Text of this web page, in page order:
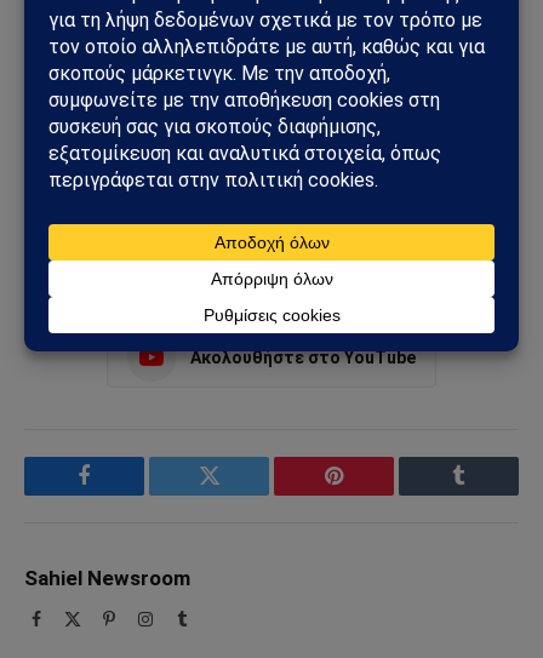
Bitcoin treasury MSCI Nasdaq
δείκτες μετοχών θεσμικοί επενδυτές
κρυπτονομίσματα παγκόσμια benchmarks
Ακολουθήστε στο Instagram
Ακολουθήστε στο YouTube
Facebook Twitter Pinterest Tumblr
Sahiel Newsroom
Facebook PinterestInstagram
Tumblr